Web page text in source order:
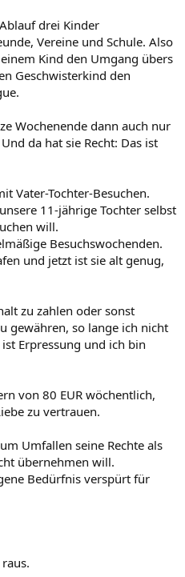
drei Kinder
Vereine und Schule. Also
Kind den Umgang übers
Geschwisterkind den
Wochenende dann auch nur
da hat sie Recht: Das ist
Vater-Tochter-Besuchen.
11-jährige Tochter selbst
will.
Besuchswochenden.
und jetzt ist sie alt genug,
zu zahlen oder sonst
gewähren, so lange ich nicht
Erpressung und ich bin
von 80 EUR wöchentlich,
zu vertrauen.
Umfallen seine Rechte als
übernehmen will.
Bedürfnis verspürt für